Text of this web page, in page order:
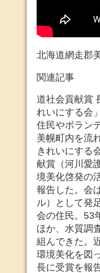
北海道網走郡
関連記事
道社会貢献賞
れいにする会
住民やボラン
美幌町内を流
きれいにする
献賞（河川愛
境美化啓発の
報告した。会
ル）として発
会の住民。53
ほか、水質調
組んできた。
環境美化を図
長に受賞を報